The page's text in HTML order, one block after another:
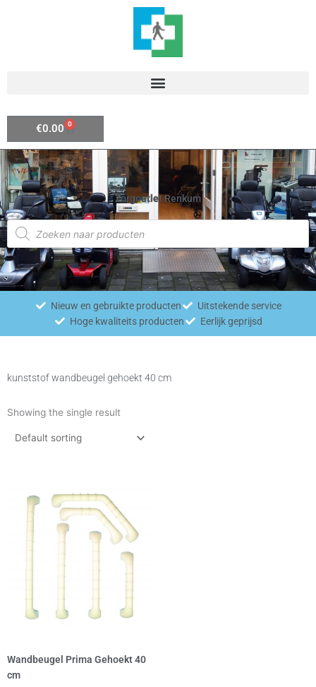
€0.00 0
Winkelwagen
Zorgoutlet Renkum
Producten
zoeken
Nieuw en gebruikte producten
Uitstekende service
Hoge kwaliteits producten
Eerlijk geprijsd
kunststof wandbeugel gehoekt 40 cm
Showing the single result
Wandbeugel Prima Gehoekt 40
cm